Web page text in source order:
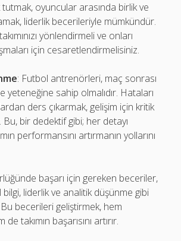
oyuncular arasında birlik ve
liderlik becerileriyle mümkündür.
yönlendirmeli ve onları
için cesaretlendirmelisiniz.
: Futbol antrenörleri, maç sonrası
yeteneğine sahip olmalıdır. Hataları
ders çıkarmak, gelişim için kritik
bir dedektif gibi; her detayı
performansını artırmanın yollarını
başarı için gereken beceriler,
bilgi, liderlik ve analitik düşünme gibi
becerileri geliştirmek, hem
takımın başarısını artırır.